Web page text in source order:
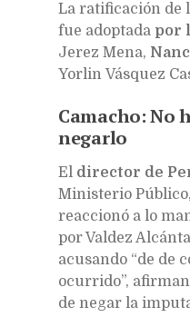
La ratificación de
fue adoptada por
Jerez Mena,
Yorlin Vásquez
Camacho: No
negarlo
El director de
Ministerio
reaccionó a lo
por Valdez
acusando “de de
ocurrido”,
de negar la